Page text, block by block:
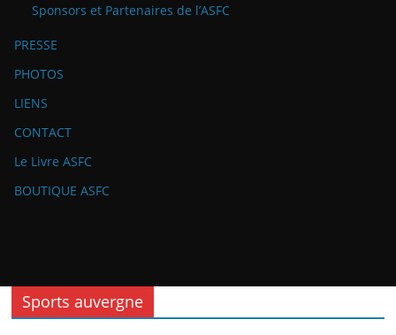
Sponsors et Partenaires de l’ASFC
PRESSE
PHOTOS
LIENS
CONTACT
Le Livre ASFC
BOUTIQUE ASFC
Sports auvergne